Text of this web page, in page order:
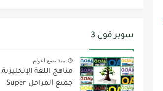
سوبر قول 3
منذ بضع اعوام
مناهج اللغة الإنجليزية,
جميع المراحل Super